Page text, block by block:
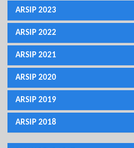
ARSIP 2023
ARSIP 2022
ARSIP 2021
ARSIP 2020
ARSIP 2019
ARSIP 2018